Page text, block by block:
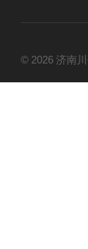
© 2026 济南